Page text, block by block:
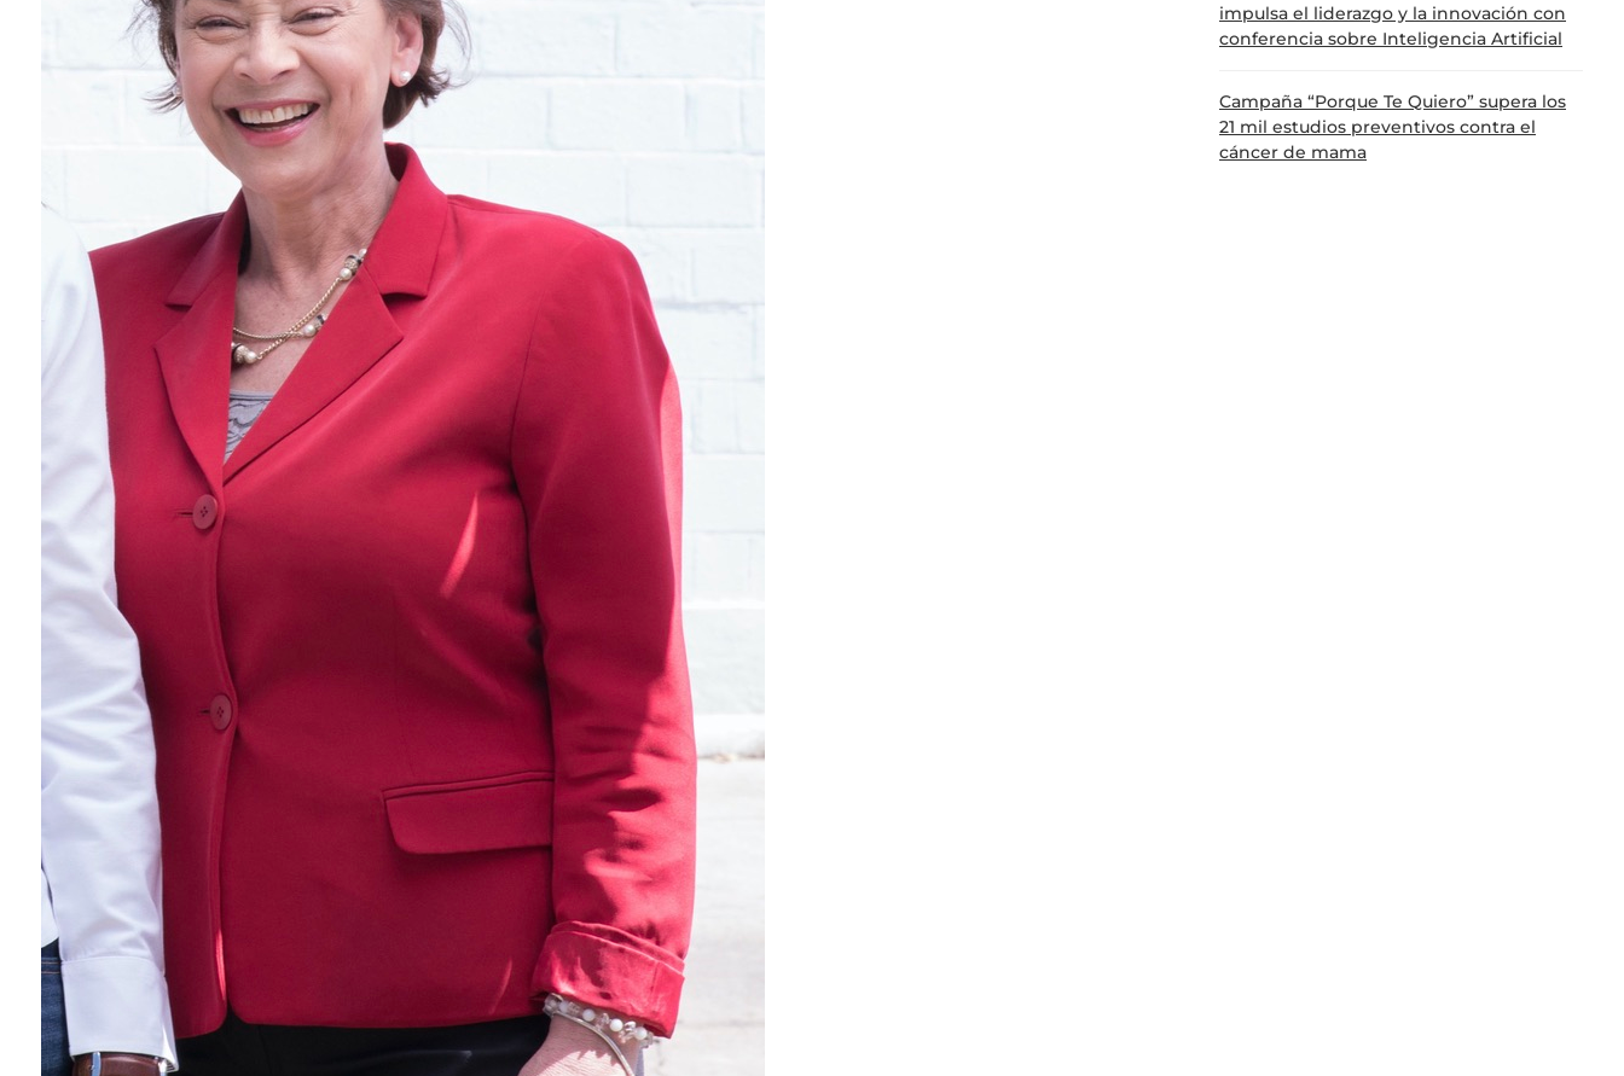
impulsa el liderazgo y la innovación con
conferencia sobre Inteligencia Artificial
Campaña “Porque Te Quiero” supera los
21 mil estudios preventivos contra el
cáncer de mama